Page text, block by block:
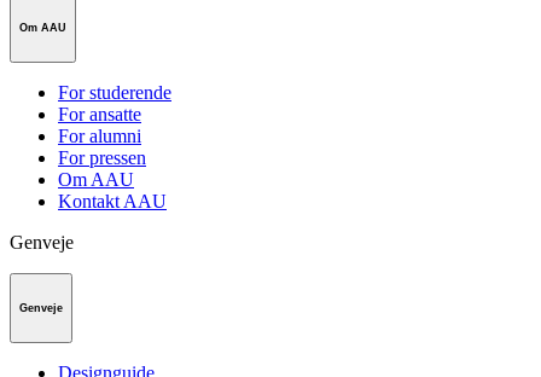
Om AAU
For studerende
For ansatte
For alumni
For pressen
Om AAU
Kontakt AAU
Genveje
Genveje
Designguide